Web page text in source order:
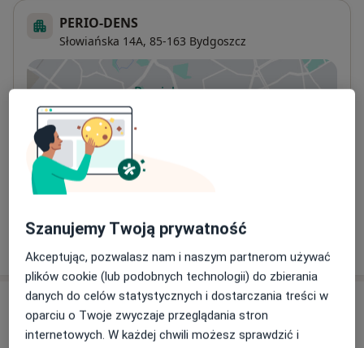
PERIO-DENS
Słowiańska 14A, 85-163 Bydgoszcz
Powiększ mapę
Dostępność
W tym gabinecie nie można umawiać wizyt przez
internet
Co mam zrobić w tej sytuacji?
Pokaż więcej
o adresie
Ubezpieczenia - brak akceptowanych
Ten specjalista przyjmuje wyłącznie pacjentów
Szanujemy Twoją prywatność
Akceptując, pozwalasz nam i naszym partnerom używać
plików cookie (lub podobnych technologii) do zbierania
danych do celów statystycznych i dostarczania treści w
oparciu o Twoje zwyczaje przeglądania stron
internetowych. W każdej chwili możesz sprawdzić i